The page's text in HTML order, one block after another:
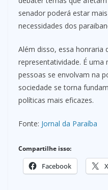
senador poderá estar
necessidades dos
Além disso, essa honraria
representatividade. É
pessoas se envolvam na
sociedade se torna
políticas mais eficazes.
Fonte: Jornal da Paraíba
Compartilhe isso:
Facebook X